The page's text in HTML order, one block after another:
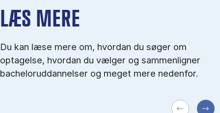
LÆS MERE
Du kan læse mere om, hvordan du søger om
optagelse, hvordan du vælger og sammenligner
bacheloruddannelser og meget mere nedenfor.